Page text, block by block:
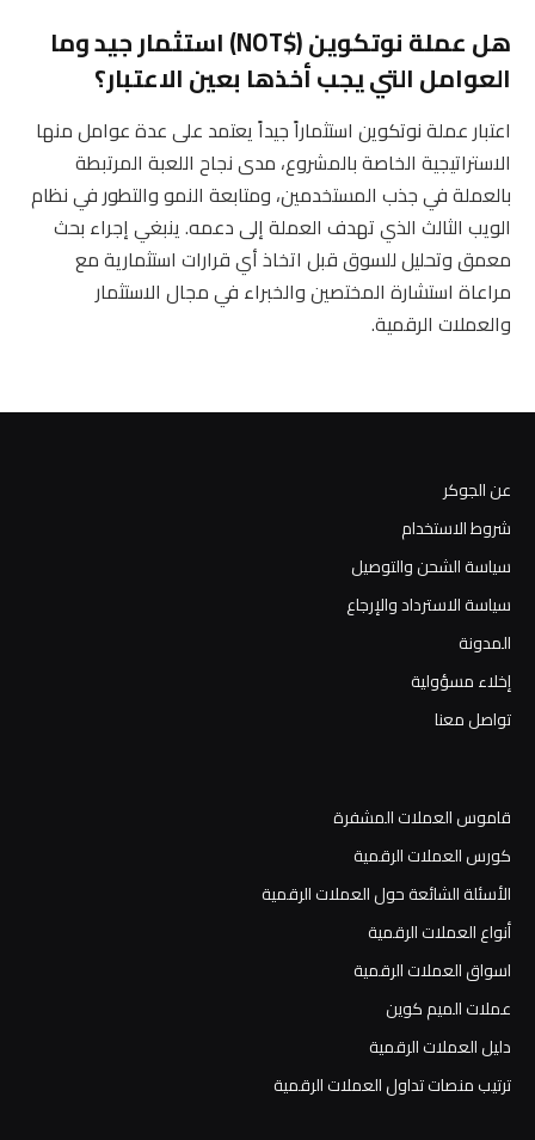
هل عملة نوتكوين ($NOT) استثمار جيد وما
العوامل التي يجب أخذها بعين الاعتبار؟
اعتبار عملة نوتكوين استثماراً جيداً يعتمد على عدة عوامل منها
الاستراتيجية الخاصة بالمشروع، مدى نجاح اللعبة المرتبطة
بالعملة في جذب المستخدمين، ومتابعة النمو والتطور في نظام
الويب الثالث الذي تهدف العملة إلى دعمه. ينبغي إجراء بحث
معمق وتحليل للسوق قبل اتخاذ أي قرارات استثمارية مع
مراعاة استشارة المختصين والخبراء في مجال الاستثمار
والعملات الرقمية.
عن الجوكر
شروط الاستخدام
سياسة الشحن والتوصيل
سياسة الاسترداد والإرجاع
المدونة
إخلاء مسؤولية
تواصل معنا
قاموس العملات المشفرة
كورس العملات الرقمية
الأسئلة الشائعة حول العملات الرقمية
أنواع العملات الرقمية
اسواق العملات الرقمية
عملات الميم كوين
دليل العملات الرقمية
ترتيب منصات تداول العملات الرقمية